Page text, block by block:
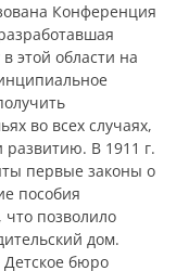
Конференция
этой области на
во всех случаях,
развитию. В 1911 г.
первые законы о
пособия
что позволило
дом.
Детское бюро